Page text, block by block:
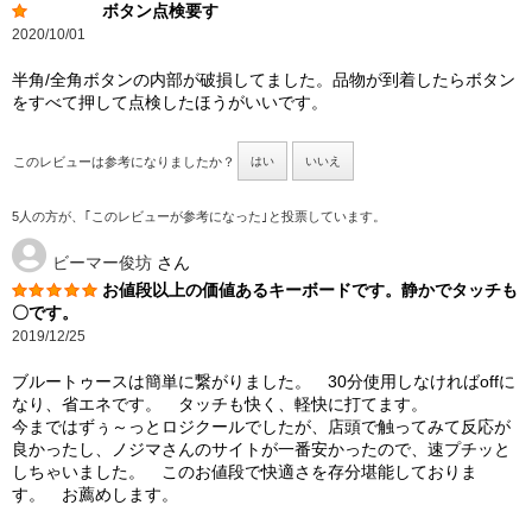
ボタン点検要す
2020/10/01
半角/全角ボタンの内部が破損してました。品物が到着したらボタン
をすべて押して点検したほうがいいです。
このレビューは参考になりましたか？ はい いいえ
5人の方が、｢このレビューが参考になった｣と投票しています。
ビーマー俊坊 さん
お値段以上の価値あるキーボードです。静かでタッチも
〇です。
2019/12/25
ブルートゥースは簡単に繋がりました。 30分使用しなければoffに
なり、省エネです。 タッチも快く、軽快に打てます。
今まではずぅ～っとロジクールでしたが、店頭で触ってみて反応が
良かったし、ノジマさんのサイトが一番安かったので、速プチッと
しちゃいました。 このお値段で快適さを存分堪能しておりま
す。 お薦めします。